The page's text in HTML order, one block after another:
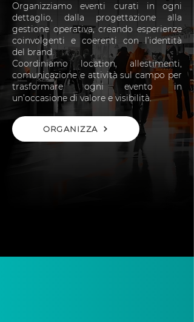
Organizziamo eventi curati in ogni
dettaglio, dalla progettazione alla
gestione operativa, creando esperienze
coinvolgenti e coerenti con l’identità
del brand.
Coordiniamo location, allestimenti,
comunicazione e attività sul campo per
trasformare ogni evento in
un’occasione di valore e visibilità.
ORGANIZZA